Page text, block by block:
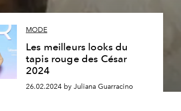
MODE
Les meilleurs looks du
tapis rouge des César
2024
26.02.2024 by Juliana Guarracino